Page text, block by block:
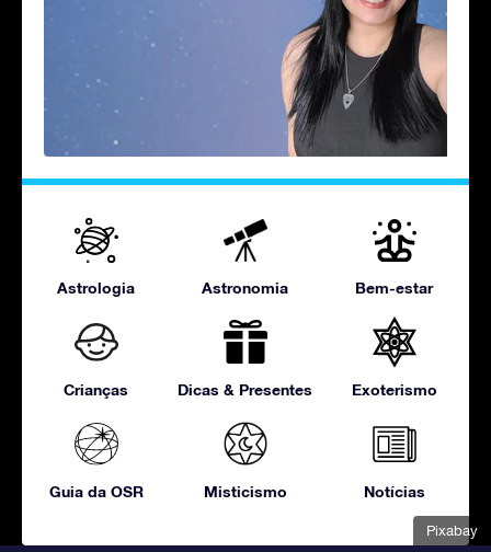
Pixabay
Astrologia Astronomia Bem-estar
Crianças Dicas & Presentes Exoterismo
Guia da OSR Misticismo Notícias